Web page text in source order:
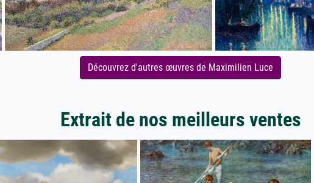
Découvrez d'autres œuvres de Maximilien Luce
Extrait de nos meilleurs ventes